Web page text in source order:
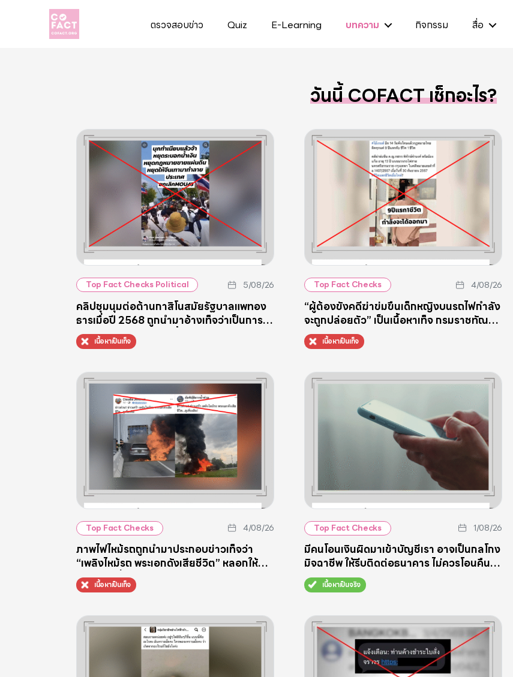
ตรวจสอบข่าว Quiz E-Learning บทความ กิจกรรม สื่อ
วันนี้ COFACT เช็กอะไร?
Top Fact Checks Political 5/08/26
คลิปชุมนุมต่อต้านกาสิโนสมัยรัฐบาลแพทอง
ธารเมื่อปี 2568 ถูกนำมาอ้างเท็จว่าเป็นการ
เดินขบวน “หยุดระบอบน้ำเงิน”
เนื้อหาเป็นเท็จ
Top Fact Checks 4/08/26
“ผู้ต้องขังคดีฆ่าข่มขืนเด็กหญิงบนรถไฟกำลัง
จะถูกปล่อยตัว” เป็นเนื้อหาเท็จ กรมราชทัณฑ์
ระบุกำหนดพ้นโทษปี 2600
เนื้อหาเป็นเท็จ
Top Fact Checks 4/08/26
ภาพไฟไหม้รถถูกนำมาประกอบข่าวเท็จว่า
“เพลิงไหม้รถ พระเอกดังเสียชีวิต” หลอกให้
คลิกลิงก์ที่อาจเป็นอันตราย
เนื้อหาเป็นเท็จ
Top Fact Checks 1/08/26
มีคนโอนเงินผิดมาเข้าบัญชีเรา อาจเป็นกลโกง
มิจฉาชีพ ให้รีบติดต่อธนาคาร ไม่ควรโอนคืน
ทันทีเนื้อหาเป็นจริง